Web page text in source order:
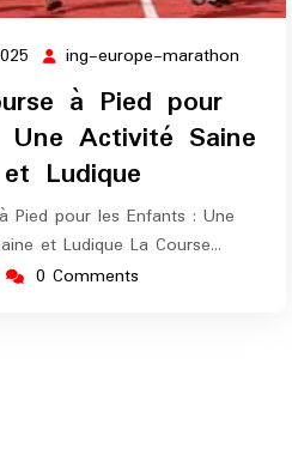
03
2025
ing-europe-marathon
à Pied pour
Activité Saine
et Ludique
Pied pour les Enfants : Une
et Ludique La Course…
0 Comments